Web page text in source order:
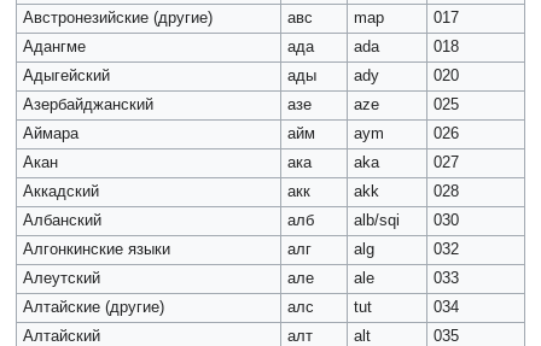
Австронезийские (другие)
авс map
017
Адангме
ада ada
018
Адыгейский
ады ady
020
Азербайджанский
азе aze
025
Аймара
айм aym
026
Акан
ака aka
027
Аккадский
акк akk
028
Албанский
алб alb/sqi
030
Алгонкинские языки
алг alg
032
Алеутский
але ale
033
Алтайские (другие)
алс tut
034
Алтайский
алт alt 035